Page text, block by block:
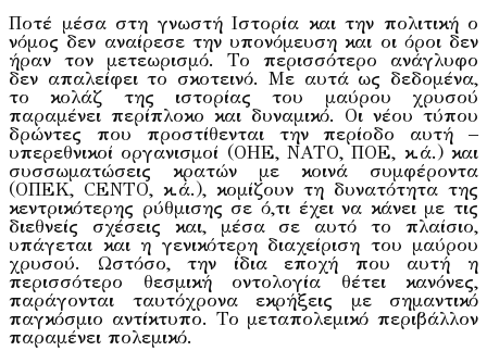
Ποτέ μέσα στη γνωστή Ιστορία και την πολιτική ο
νόμος δεν αναίρεσε την υπονόμευση και οι όροι δεν
ήραν τον μετεωρισμό. Το περισσότερο ανάγλυφο
δεν απαλείφει το σκοτεινό. Με αυτά ως δεδομένα,
το κολάζ της ιστορίας του μαύρου χρυσού
παραμένει περίπλοκο και δυναμικό. Οι νέου τύπου
δρώντες που προστίθενται την περίοδο αυτή –
υπερεθνικοί οργανισμοί (ΟΗΕ, ΝΑΤΟ, ΠΟΕ, κ.ά.) και
συσσωματώσεις κρατών με κοινά συμφέροντα
(ΟΠΕΚ, CENTO, κ.ά.), κομίζουν τη δυνατότητα της
κεντρικότερης ρύθμισης σε ό,τι έχει να κάνει με τις
διεθνείς σχέσεις και, μέσα σε αυτό το πλαίσιο,
υπάγεται και η γενικότερη διαχείριση του μαύρου
χρυσού. Ωστόσο, την ίδια εποχή που αυτή η
περισσότερο θεσμική οντολογία θέτει κανόνες,
παράγονται ταυτόχρονα εκρήξεις με σημαντικό
παγκόσμιο αντίκτυπο. Το μεταπολεμικό περιβάλλον
παραμένει πολεμικό.